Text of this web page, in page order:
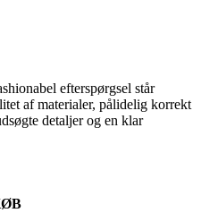
efterspørgsel står
af materialer, pålidelig korrekt
detaljer og en klar